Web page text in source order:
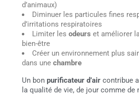
d’animaux)
Diminuer les particules fines
d’irritations respiratoires
Limiter les odeurs et améliorer
bien-être
Créer un environnement plus
dans une chambre
Un bon purificateur d’air contribue
la qualité de vie, de jour comme de